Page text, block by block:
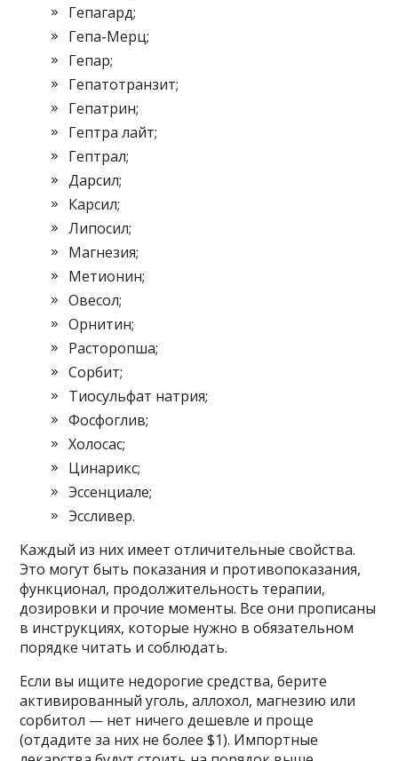
Гепагард;
Гепа-Мерц;
Гепар;
Гепатотранзит;
Гепатрин;
Гептра лайт;
Гептрал;
Дарсил;
Карсил;
Липосил;
Магнезия;
Метионин;
Овесол;
Орнитин;
Расторопша;
Сорбит;
Тиосульфат натрия;
Фосфоглив;
Холосас;
Цинарикс;
Эссенциале;
Эссливер.
Каждый из них имеет отличительные свойства.
Это могут быть показания и противопоказания,
функционал, продолжительность терапии,
дозировки и прочие моменты. Все они прописаны
в инструкциях, которые нужно в обязательном
порядке читать и соблюдать.
Если вы ищите недорогие средства, берите
активированный уголь, аллохол, магнезию или
сорбитол — нет ничего дешевле и проще
(отдадите за них не более $1). Импортные